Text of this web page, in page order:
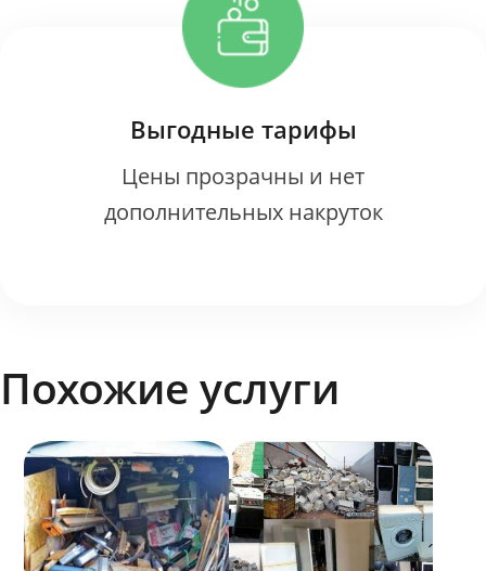
Выгодные тарифы
Цены прозрачны и нет
дополнительных накруток
Похожие услуги